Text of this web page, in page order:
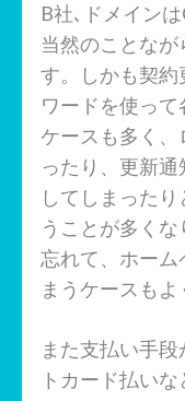
B社､ドメイン
当然のことなが
す。しかも契
ワードを使っ
ケースも多く、
ったり、更新
してしまった
うことが多く
忘れて、ホーム
まうケースもよ
また支払い手
トカード払い